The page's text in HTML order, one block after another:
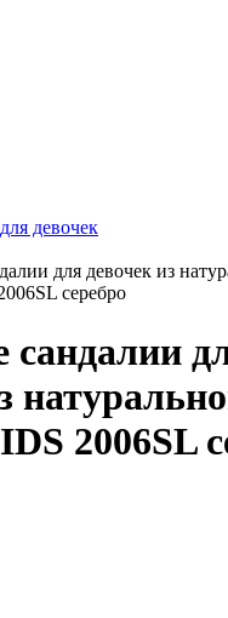
девочек
для девочек из
серебро
сандалии
2006SL